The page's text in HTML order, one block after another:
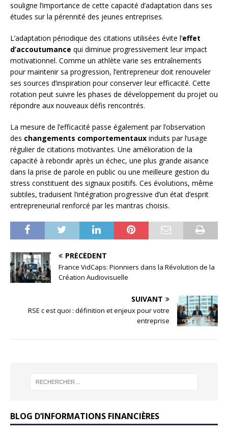
souligne l’importance de cette capacité d’adaptation dans ses
études sur la pérennité des jeunes entreprises.
L’adaptation périodique des citations utilisées évite l’effet
d’accoutumance qui diminue progressivement leur impact
motivationnel. Comme un athlète varie ses entraînements
pour maintenir sa progression, l’entrepreneur doit renouveler
ses sources d’inspiration pour conserver leur efficacité. Cette
rotation peut suivre les phases de développement du projet ou
répondre aux nouveaux défis rencontrés.
La mesure de l’efficacité passe également par l’observation
des changements comportementaux induits par l’usage
régulier de citations motivantes. Une amélioration de la
capacité à rebondir après un échec, une plus grande aisance
dans la prise de parole en public ou une meilleure gestion du
stress constituent des signaux positifs. Ces évolutions, même
subtiles, traduisent l’intégration progressive d’un état d’esprit
entrepreneurial renforcé par les mantras choisis.
PRÉCÉDENT
France VidCaps: Pionniers dans la Révolution de la
Création Audiovisuelle
SUIVANT
RSE c est quoi : définition et enjeux pour votre
entreprise
BLOG D’INFORMATIONS FINANCIÈRES